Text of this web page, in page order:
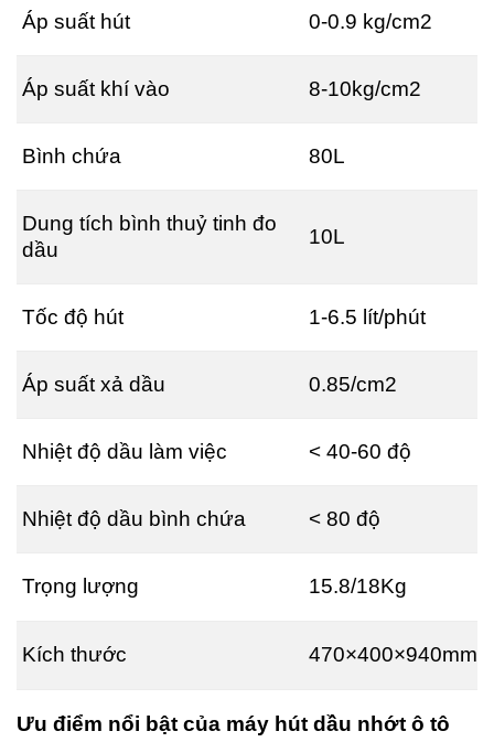
Áp suất hút 0-0.9 kg/cm2
Áp suất khí vào 8-10kg/cm2
Bình chứa 80L
Dung tích bình thuỷ tinh đo
dầu
10L
Tốc độ hút 1-6.5 lít/phút
Áp suất xả dầu 0.85/cm2
Nhiệt độ dầu làm việc < 40-60 độ
Nhiệt độ dầu bình chứa < 80 độ
Trọng lượng 15.8/18Kg
Kích thước 470×400×940mm
Ưu điểm nổi bật của máy hút dầu nhớt ô tô